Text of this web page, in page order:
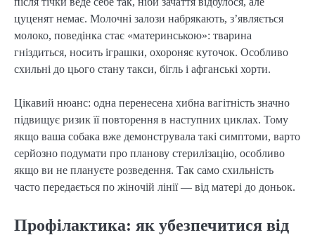
цуценят немає. Молочні залози набрякають, з’являється
молоко, поведінка стає «материнською»: тварина
гніздиться, носить іграшки, охороняє куточок. Особливо
схильні до цього стану такси, бігль і афганські хорти.
Цікавий нюанс: одна перенесена хибна вагітність значно
підвищує ризик її повторення в наступних циклах. Тому
якщо ваша собака вже демонструвала такі симптоми, варто
серйозно подумати про планову стерилізацію, особливо
якщо ви не плануєте розведення. Так само схильність
часто передається по жіночій лінії — від матері до доньок.
Профілактика: як убезпечитися від